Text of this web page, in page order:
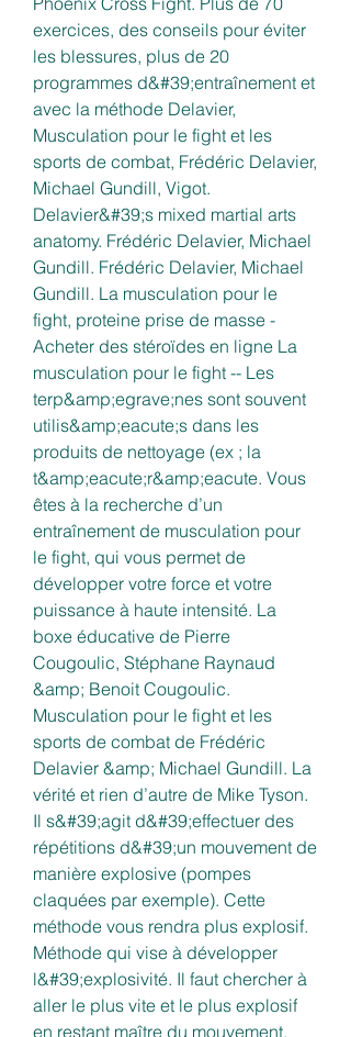
exercices, des conseils pour éviter
les blessures, plus de 20
programmes d&#39;entraînement et
avec la méthode Delavier,
Musculation pour le fight et les
sports de combat, Frédéric Delavier,
Michael Gundill, Vigot.
Delavier&#39;s mixed martial arts
anatomy. Frédéric Delavier, Michael
Gundill. Frédéric Delavier, Michael
Gundill. La musculation pour le
fight, proteine prise de masse -
Acheter des stéroïdes en ligne La
musculation pour le fight -- Les
terp&amp;egrave;nes sont souvent
utilis&amp;eacute;s dans les
produits de nettoyage (ex ; la
t&amp;eacute;r&amp;eacute. Vous
êtes à la recherche d’un
entraînement de musculation pour
le fight, qui vous permet de
développer votre force et votre
puissance à haute intensité. La
boxe éducative de Pierre
Cougoulic, Stéphane Raynaud
&amp; Benoit Cougoulic.
Musculation pour le fight et les
sports de combat de Frédéric
Delavier &amp; Michael Gundill. La
vérité et rien d’autre de Mike Tyson.
Il s&#39;agit d&#39;effectuer des
répétitions d&#39;un mouvement de
manière explosive (pompes
claquées par exemple). Cette
méthode vous rendra plus explosif.
Méthode qui vise à développer
l&#39;explosivité. Il faut chercher à
aller le plus vite et le plus explosif
en restant maître du mouvement.